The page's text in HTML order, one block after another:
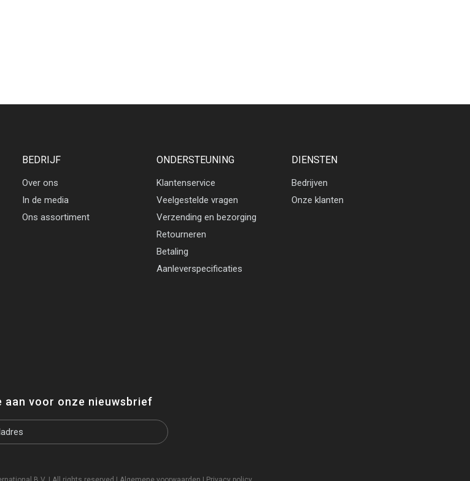
BEDRIJF
Over ons
In de media
Ons assortiment
ONDERSTEUNING
Klantenservice
Veelgestelde vragen
Verzending en bezorging
Retourneren
Betaling
Aanleverspecificaties
DIENSTEN
Bedrijven
Onze klanten
aan voor onze nieuwsbrief